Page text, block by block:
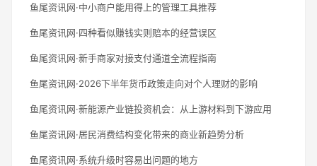
鱼尾资讯网·中小商户能用得上的管理工具推荐
鱼尾资讯网·四种看似赚钱实则赔本的经营误区
鱼尾资讯网·新手商家对接支付通道全流程指南
鱼尾资讯网·2026下半年货币政策走向对个人理财的影响
鱼尾资讯网·新能源产业链投资机会：从上游材料到下游应用
鱼尾资讯网·居民消费结构变化带来的商业新趋势分析
鱼尾资讯网·系统升级时容易出问题的地方